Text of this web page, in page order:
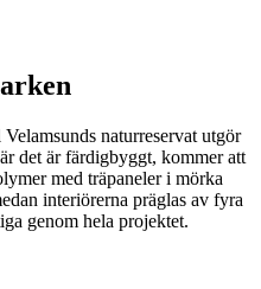
naturreservat utgör
det är färdigbyggt, kommer att
med träpaneler i mörka
interiörerna präglas av fyra
genom hela projektet.